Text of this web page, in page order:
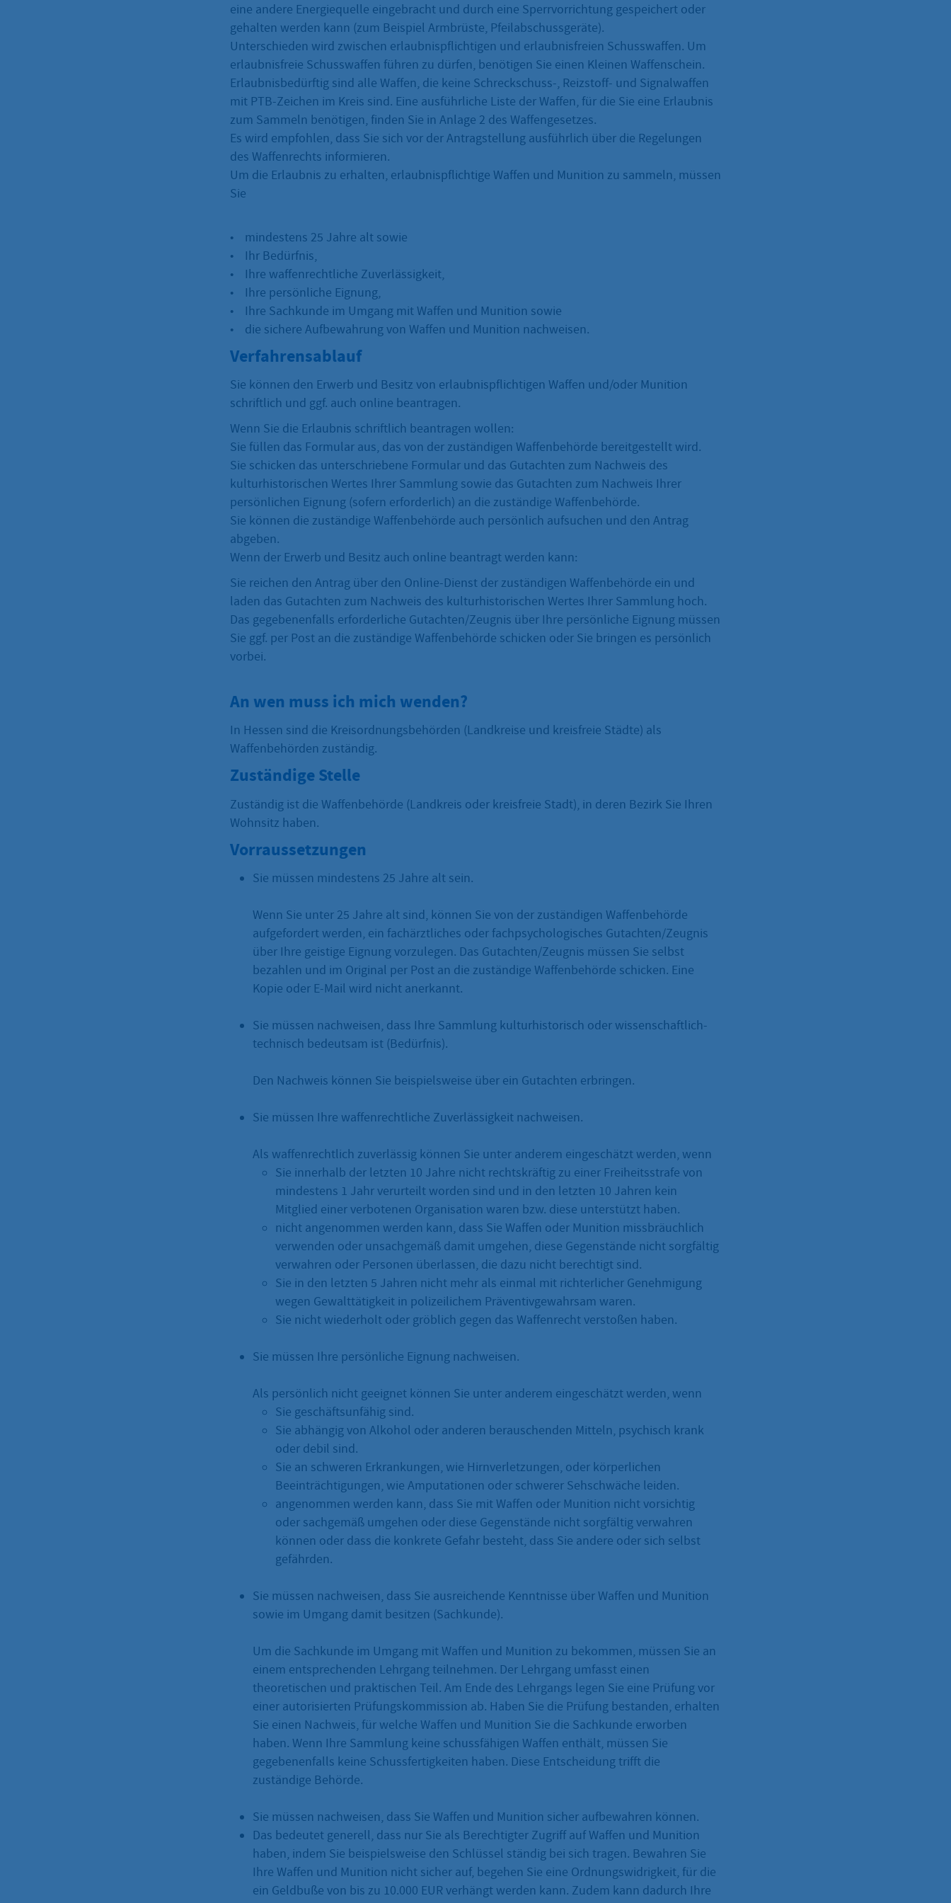
eine andere Energiequelle eingebracht und durch eine Sperrvorrichtung gespeichert oder
gehalten werden kann (zum Beispiel Armbrüste, Pfeilabschussgeräte).
Unterschieden wird zwischen erlaubnispflichtigen und erlaubnisfreien Schusswaffen. Um
erlaubnisfreie Schusswaffen führen zu dürfen, benötigen Sie einen Kleinen Waffenschein.
Erlaubnisbedürftig sind alle Waffen, die keine Schreckschuss-, Reizstoff- und Signalwaffen
mit PTB-Zeichen im Kreis sind. Eine ausführliche Liste der Waffen, für die Sie eine Erlaubnis
zum Sammeln benötigen, finden Sie in Anlage 2 des Waffengesetzes.
Es wird empfohlen, dass Sie sich vor der Antragstellung ausführlich über die Regelungen
des Waffenrechts informieren.
Um die Erlaubnis zu erhalten, erlaubnispflichtige Waffen und Munition zu sammeln, müssen
Sie
• mindestens 25 Jahre alt sowie
• Ihr Bedürfnis,
• Ihre waffenrechtliche Zuverlässigkeit,
• Ihre persönliche Eignung,
• Ihre Sachkunde im Umgang mit Waffen und Munition sowie
• die sichere Aufbewahrung von Waffen und Munition nachweisen.
Verfahrensablauf
Sie können den Erwerb und Besitz von erlaubnispflichtigen Waffen und/oder Munition
schriftlich und ggf. auch online beantragen.
Wenn Sie die Erlaubnis schriftlich beantragen wollen:
Sie füllen das Formular aus, das von der zuständigen Waffenbehörde bereitgestellt wird.
Sie schicken das unterschriebene Formular und das Gutachten zum Nachweis des
kulturhistorischen Wertes Ihrer Sammlung sowie das Gutachten zum Nachweis Ihrer
persönlichen Eignung (sofern erforderlich) an die zuständige Waffenbehörde.
Sie können die zuständige Waffenbehörde auch persönlich aufsuchen und den Antrag
abgeben.
Wenn der Erwerb und Besitz auch online beantragt werden kann:
Sie reichen den Antrag über den Online-Dienst der zuständigen Waffenbehörde ein und
laden das Gutachten zum Nachweis des kulturhistorischen Wertes Ihrer Sammlung hoch.
Das gegebenenfalls erforderliche Gutachten/Zeugnis über Ihre persönliche Eignung müssen
Sie ggf. per Post an die zuständige Waffenbehörde schicken oder Sie bringen es persönlich
vorbei.
An wen muss ich mich wenden?
In Hessen sind die Kreisordnungsbehörden (Landkreise und kreisfreie Städte) als
Waffenbehörden zuständig.
Zuständige Stelle
Zuständig ist die Waffenbehörde (Landkreis oder kreisfreie Stadt), in deren Bezirk Sie Ihren
Wohnsitz haben.
Vorraussetzungen
Sie müssen mindestens 25 Jahre alt sein.
Wenn Sie unter 25 Jahre alt sind, können Sie von der zuständigen Waffenbehörde
aufgefordert werden, ein fachärztliches oder fachpsychologisches Gutachten/Zeugnis
über Ihre geistige Eignung vorzulegen. Das Gutachten/Zeugnis müssen Sie selbst
bezahlen und im Original per Post an die zuständige Waffenbehörde schicken. Eine
Kopie oder E-Mail wird nicht anerkannt.
Sie müssen nachweisen, dass Ihre Sammlung kulturhistorisch oder wissenschaftlich-
technisch bedeutsam ist (Bedürfnis).
Den Nachweis können Sie beispielsweise über ein Gutachten erbringen.
Sie müssen Ihre waffenrechtliche Zuverlässigkeit nachweisen.
Als waffenrechtlich zuverlässig können Sie unter anderem eingeschätzt werden, wenn
Sie innerhalb der letzten 10 Jahre nicht rechtskräftig zu einer Freiheitsstrafe von
mindestens 1 Jahr verurteilt worden sind und in den letzten 10 Jahren kein
Mitglied einer verbotenen Organisation waren bzw. diese unterstützt haben.
nicht angenommen werden kann, dass Sie Waffen oder Munition missbräuchlich
verwenden oder unsachgemäß damit umgehen, diese Gegenstände nicht sorgfältig
verwahren oder Personen überlassen, die dazu nicht berechtigt sind.
Sie in den letzten 5 Jahren nicht mehr als einmal mit richterlicher Genehmigung
wegen Gewalttätigkeit in polizeilichem Präventivgewahrsam waren.
Sie nicht wiederholt oder gröblich gegen das Waffenrecht verstoßen haben.
Sie müssen Ihre persönliche Eignung nachweisen.
Als persönlich nicht geeignet können Sie unter anderem eingeschätzt werden, wenn
Sie geschäftsunfähig sind.
Sie abhängig von Alkohol oder anderen berauschenden Mitteln, psychisch krank
oder debil sind.
Sie an schweren Erkrankungen, wie Hirnverletzungen, oder körperlichen
Beeinträchtigungen, wie Amputationen oder schwerer Sehschwäche leiden.
angenommen werden kann, dass Sie mit Waffen oder Munition nicht vorsichtig
oder sachgemäß umgehen oder diese Gegenstände nicht sorgfältig verwahren
können oder dass die konkrete Gefahr besteht, dass Sie andere oder sich selbst
gefährden.
Sie müssen nachweisen, dass Sie ausreichende Kenntnisse über Waffen und Munition
sowie im Umgang damit besitzen (Sachkunde).
Um die Sachkunde im Umgang mit Waffen und Munition zu bekommen, müssen Sie an
einem entsprechenden Lehrgang teilnehmen. Der Lehrgang umfasst einen
theoretischen und praktischen Teil. Am Ende des Lehrgangs legen Sie eine Prüfung vor
einer autorisierten Prüfungskommission ab. Haben Sie die Prüfung bestanden, erhalten
Sie einen Nachweis, für welche Waffen und Munition Sie die Sachkunde erworben
haben. Wenn Ihre Sammlung keine schussfähigen Waffen enthält, müssen Sie
gegebenenfalls keine Schussfertigkeiten haben. Diese Entscheidung trifft die
zuständige Behörde.
Sie müssen nachweisen, dass Sie Waffen und Munition sicher aufbewahren können.
Das bedeutet generell, dass nur Sie als Berechtigter Zugriff auf Waffen und Munition
haben, indem Sie beispielsweise den Schlüssel ständig bei sich tragen. Bewahren Sie
Ihre Waffen und Munition nicht sicher auf, begehen Sie eine Ordnungswidrigkeit, für die
ein Geldbuße von bis zu 10.000 EUR verhängt werden kann. Zudem kann dadurch Ihre